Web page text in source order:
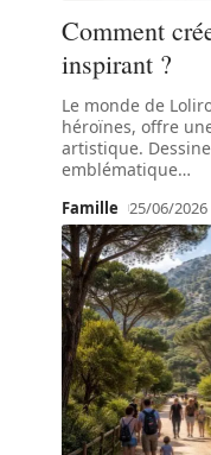
Comment
inspirant ?
Le monde de
héroïnes, offre
artistique.
emblématique…
Famille 25/06/2026